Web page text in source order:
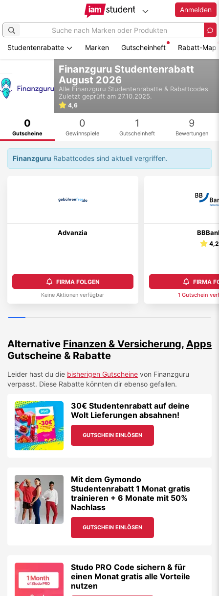
springen
Anmelden
Studentenrabatte Marken Gutscheinheft Rabatt-Map
Finanzguru Studentenrabatt
August 2026
Alle Finanzguru Studentenrabatte & Rabattcodes
Zuletzt geprüft am 27.10.2025.
4,6
0
Gutscheine
0
Gewinnspiele
1
Gutscheinheft
9
Bewertungen
Finanzguru Rabattcodes sind aktuell vergriffen.
Advanzia
FIRMA FOLGEN
Keine Aktionen verfügbar
4,2
FIRMA
1 Gutschein
Alternative Finanzen & Versicherung, Apps
Gutscheine & Rabatte
Leider hast du die bisherigen Gutscheine von Finanzguru
verpasst. Diese Rabatte könnten dir ebenso gefallen.
30€ Studentenrabatt auf deine
Wolt Lieferungen absahnen!
GUTSCHEIN EINLÖSEN
Mit dem Gymondo
Studentenrabatt 1 Monat gratis
trainieren + 6 Monate mit 50%
Nachlass
GUTSCHEIN EINLÖSEN
Studo PRO Code sichern & für
einen Monat gratis alle Vorteile
nutzen